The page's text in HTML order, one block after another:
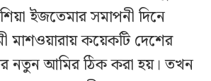
ইজতেমার সমাপনী দিনে
মাশওয়ারায় কয়েকটি দেশের
নতুন আমির ঠিক করা হয়। তখন